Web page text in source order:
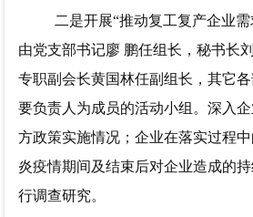
二是开展“推动复工复产企业
由党支部书记廖 鹏任组长，秘书长
专职副会长黄国林任副组长，其它
要负责人为成员的活动小组。深入
方政策实施情况；企业在落实过程
炎疫情期间及结束后对企业造成的
行调查研究。